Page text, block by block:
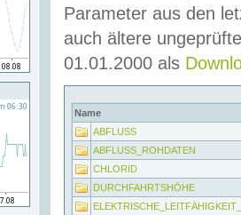
Parameter aus den
auch ältere
01.01.2000 als
Name
ABFLUSS
ABFLUSS_ROHDATEN
CHLORID
DURCHFAHRTSHÖHE